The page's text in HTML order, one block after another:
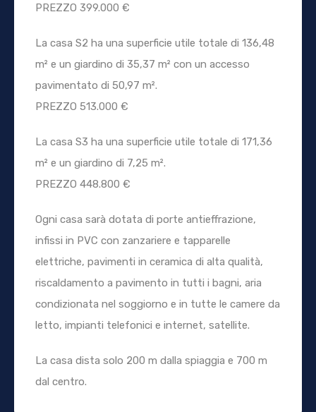
PREZZO 399.000 €
La casa S2 ha una superficie utile totale di 136,48
m² e un giardino di 35,37 m² con un accesso
pavimentato di 50,97 m².
PREZZO 513.000 €
La casa S3 ha una superficie utile totale di 171,36
m² e un giardino di 7,25 m².
PREZZO 448.800 €
Ogni casa sarà dotata di porte antieffrazione,
infissi in PVC con zanzariere e tapparelle
elettriche, pavimenti in ceramica di alta qualità,
riscaldamento a pavimento in tutti i bagni, aria
condizionata nel soggiorno e in tutte le camere da
letto, impianti telefonici e internet, satellite.
La casa dista solo 200 m dalla spiaggia e 700 m
dal centro.